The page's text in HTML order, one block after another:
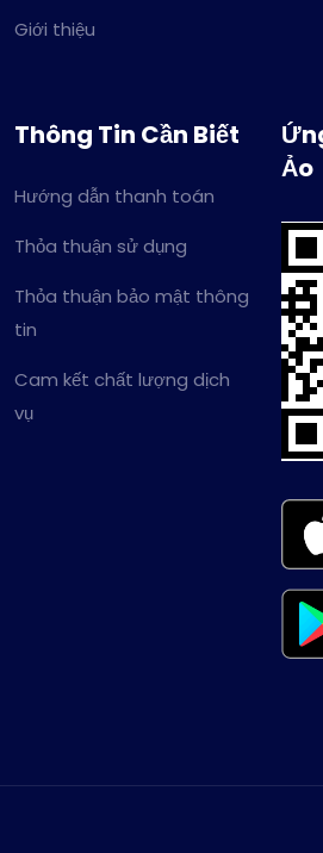
Giới thiệu
Thông Tin Cần Biết
Hướng dẫn thanh toán
Thỏa thuận sử dụng
Thỏa thuận bảo mật thông
tin
Cam kết chất lượng dịch
vụ
Ảo